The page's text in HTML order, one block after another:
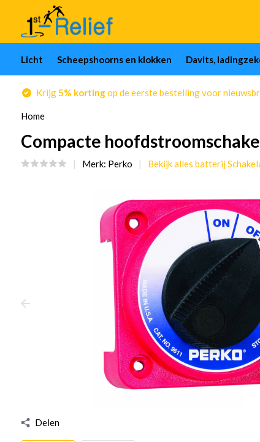
Licht Scheepshoorns en klokken Davits,
Krijg5% kortingop de eerste bestelling voor
Home
Compacte
Merk: Perko Bekijk alles batterij
Delen